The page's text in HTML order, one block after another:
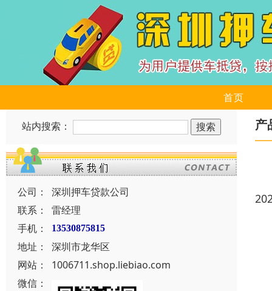
首页
站内搜索：
公司：
深圳押车贷款公司
联系：
雷经理
手机：
13530875815
地址：
深圳市龙华区
网站：
1006711.shop.liebiao.com
微信：
产